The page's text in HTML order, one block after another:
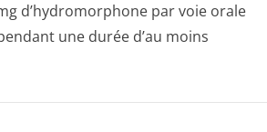
d’hydromorphone par voie orale
une durée d’au moins